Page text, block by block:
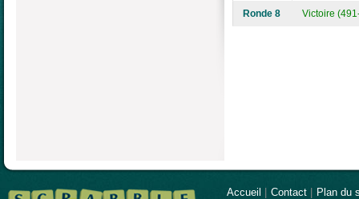
Ronde 8 Victoire
Accueil Contact Plan du